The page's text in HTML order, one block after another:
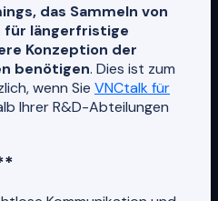
das Sammeln von
für längerfristige
Konzeption der
benötigen. Dies ist zum
wenn Sie VNCtalk für
Ihrer R&D-Abteilungen